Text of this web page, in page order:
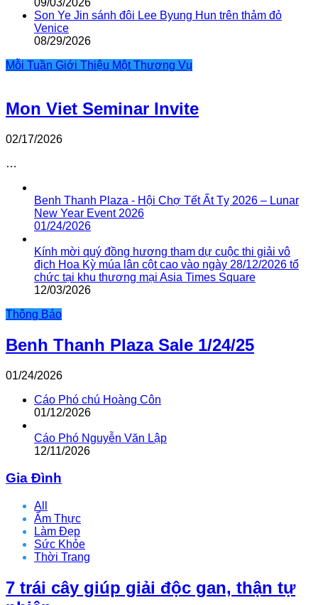
09/03/2026
Son Ye Jin sánh đôi Lee Byung Hun trên thảm đỏ
Venice
08/29/2026
Mỗi Tuần Giới Thiệu Một Thương Vụ
Mon Viet Seminar Invite
02/17/2026
…
Benh Thanh Plaza - Hội Chợ Tết Ất Tỵ 2026 – Lunar
New Year Event 2026
01/24/2026
Kính mời quý đồng hương tham dự cuộc thi giải vô
địch Hoa Kỳ múa lân cột cao vào ngày 28/12/2026 tổ
chức tại khu thương mại Asia Times Square
12/03/2026
Thông Báo
Benh Thanh Plaza Sale 1/24/25
01/24/2026
Cáo Phó chú Hoàng Côn
01/12/2026
Cáo Phó Nguyễn Văn Lập
12/11/2026
Gia Đình
All
Ẩm Thực
Làm Đẹp
Sức Khỏe
Thời Trang
7 trái cây giúp giải độc gan, thận tự